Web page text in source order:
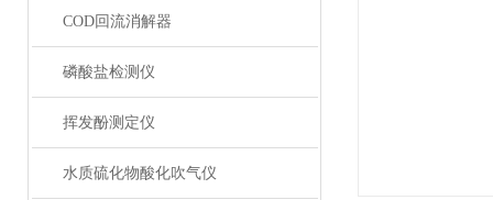
COD回流消解器
磷酸盐检测仪
挥发酚测定仪
水质硫化物酸化吹气仪